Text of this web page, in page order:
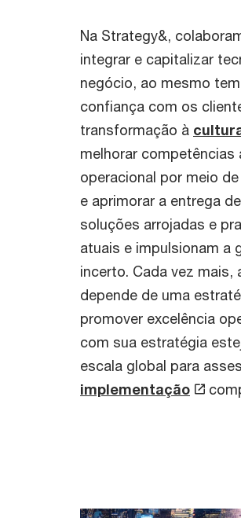
Na Strategy&,
integrar e capitalizar
negócio, ao mesmo
confiança com os
transformação à
melhorar competências
operacional por meio
e aprimorar a entrega
soluções arrojadas e
atuais e impulsionam a
incerto. Cada vez
depende de uma
promover excelência
com sua estratégia
escala global para
implementação